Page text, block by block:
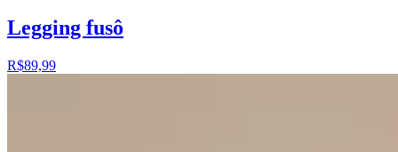
Legging fusô
R$89,99